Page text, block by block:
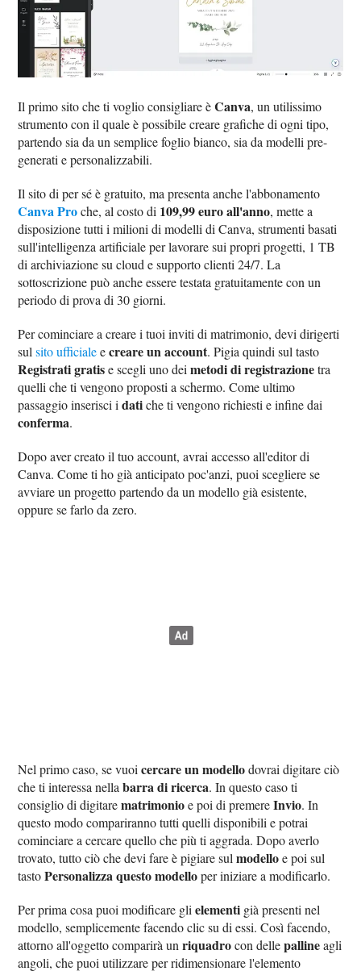
Il primo sito che ti voglio consigliare èCanva, un utilissimo
strumento con il quale è possibile creare grafiche di ogni tipo,
partendo sia da un semplice foglio bianco, sia da modelli pre-
generati e personalizzabili.
Il sito di per sé è gratuito, ma presenta anche l'abbonamento
Canva Proche, al costo di 109,99 euro all'anno, mette a
disposizione tutti i milioni di modelli di Canva, strumenti basati
sull'intelligenza artificiale per lavorare sui propri progetti, 1 TB
di archiviazione su cloud e supporto clienti 24/7. La
sottoscrizione può anche essere testata gratuitamente con un
periodo di prova di 30 giorni.
Per cominciare a creare i tuoi inviti di matrimonio, devi dirigerti
sulsito ufficialeecreare un account. Pigia quindi sul tasto
Registrati gratise scegli uno deimetodi di registrazionetra
quelli che ti vengono proposti a schermo. Come ultimo
passaggio inserisci idatiche ti vengono richiesti e infine dai
conferma.
Dopo aver creato il tuo account, avrai accesso all'editor di
Canva. Come ti ho già anticipato poc'anzi, puoi scegliere se
avviare un progetto partendo da un modello già esistente,
oppure se farlo da zero.
Nel primo caso, se vuoicercare un modellodovrai digitare ciò
che ti interessa nellabarra di ricerca. In questo caso ti
consiglio di digitarematrimonioe poi di premereInvio. In
questo modo compariranno tutti quelli disponibili e potrai
cominciare a cercare quello che più ti aggrada. Dopo averlo
trovato, tutto ciò che devi fare è pigiare sulmodelloe poi sul
tastoPersonalizza questo modelloper iniziare a modificarlo.
Per prima cosa puoi modificare glielementi già presenti nel
modello, semplicemente facendo clic su di essi. Così facendo,
attorno all'oggetto comparirà unriquadrocon dellepallineagli
angoli, che puoi utilizzare per ridimensionare l'elemento